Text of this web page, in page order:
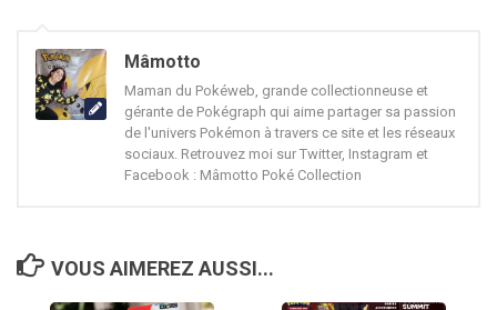
Mâmotto
Maman du Pokéweb, grande collectionneuse et
gérante de Pokégraph qui aime partager sa passion
de l'univers Pokémon à travers ce site et les réseaux
sociaux. Retrouvez moi sur Twitter, Instagram et
Facebook : Mâmotto Poké Collection
VOUS AIMEREZ AUSSI...